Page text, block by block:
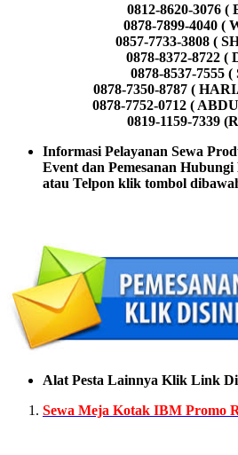
0812-8620-3076 (
0878-7899-4040 (
0857-7733-3808 (
0878-8372-8722 (
0878-8537-7555 (
0878-7350-8787 (
0878-7752-0712 (
0819-1159-7339
Informasi Pelayanan Sewa
Event dan Pemesanan
atau Telpon klik tombol
Alat Pesta Lainnya Klik Link
Sewa Meja Kotak IBM Promo